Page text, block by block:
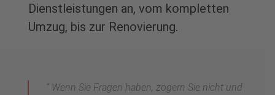
Dienstleistungen an, vom kompletten
Umzug, bis zur Renovierung.
“ Wenn Sie Fragen haben, zögern Sie nicht und